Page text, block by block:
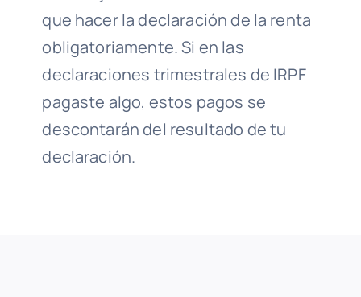
que hacer la declaración de la renta
obligatoriamente. Si en las
declaraciones trimestrales de IRPF
pagaste algo, estos pagos se
descontarán del resultado de tu
declaración.